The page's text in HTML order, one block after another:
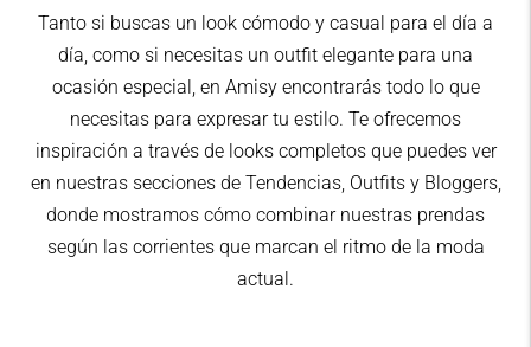
Tanto si buscas un look cómodo y casual para el día a
día, como si necesitas un outfit elegante para una
ocasión especial, en Amisy encontrarás todo lo que
necesitas para expresar tu estilo. Te ofrecemos
inspiración a través de looks completos que puedes ver
en nuestras secciones de Tendencias, Outfits y Bloggers,
donde mostramos cómo combinar nuestras prendas
según las corrientes que marcan el ritmo de la moda
actual.